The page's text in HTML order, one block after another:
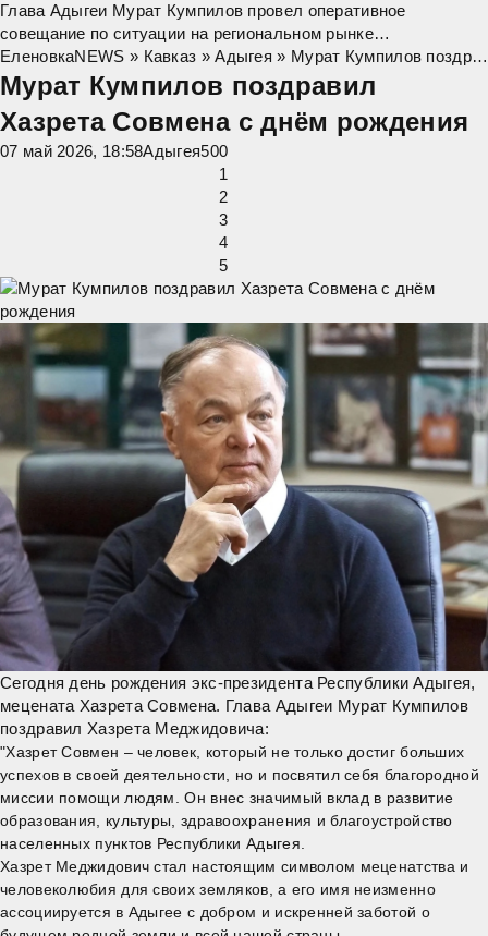
Глава Адыгеи Мурат Кумпилов провел оперативное
совещание по ситуации на региональном рынке
нефтепродуктов. "Сегодня наша главная задача – обеспечить
стабильное снабжение топливом жителей
ЕленовкаNEWS » Кавказ »Адыгея » Мурат Кумпилов поздравил Хазрета Совмена с днём рождения
Мурат Кумпилов поздравил
Хазрета Совмена с днём рождения
07 май 2026, 18:58Адыгея500
1
2
3
4
5
Сегодня день рождения экс-президента Республики Адыгея,
мецената Хазрета Совмена. Глава Адыгеи Мурат Кумпилов
поздравил Хазрета Меджидовича:
"Хазрет Совмен – человек, который не только достиг больших
успехов в своей деятельности, но и посвятил себя благородной
миссии помощи людям. Он внес значимый вклад в развитие
образования, культуры, здравоохранения и благоустройство
населенных пунктов Республики Адыгея.
Хазрет Меджидович стал настоящим символом меценатства и
человеколюбия для своих земляков, а его имя неизменно
ассоциируется в Адыгее с добром и искренней заботой о